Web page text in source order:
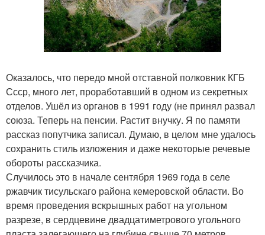
Оказалось, что передо мной отставной полковник КГБ
Ссср, много лет, проработавший в одном из секретных
отделов. Ушёл из органов в 1991 году (не принял развал
союза. Теперь на пенсии. Растит внучку. Я по памяти
рассказ попутчика записал. Думаю, в целом мне удалось
сохранить стиль изложения и даже некоторые речевые
обороты рассказчика.
Случилось это в начале сентября 1969 года в селе
ржавчик тисульскаго района кемеровской области. Во
время проведения вскрышных работ на угольном
разрезе, в сердцевине двадцатиметрового угольного